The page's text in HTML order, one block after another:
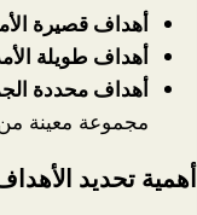
أهداف قصيرة
أهداف طويلة
أهداف محددة
مجموعة معينة من
أهمية تحديد